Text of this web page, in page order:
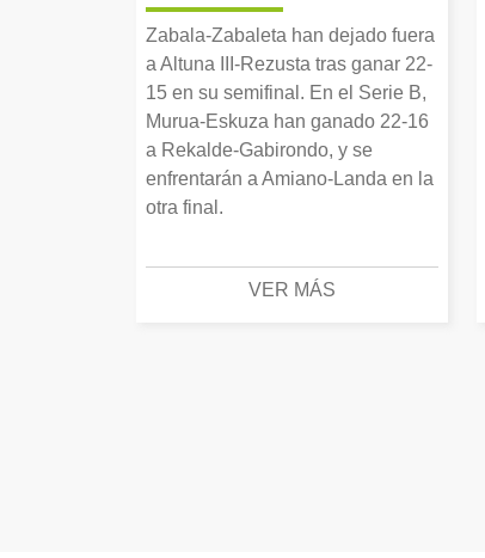
Zabala-Zabaleta han dejado fuera
a Altuna III-Rezusta tras ganar 22-
15 en su semifinal. En el Serie B,
Murua-Eskuza han ganado 22-16
a Rekalde-Gabirondo, y se
enfrentarán a Amiano-Landa en la
otra final.
VER MÁS